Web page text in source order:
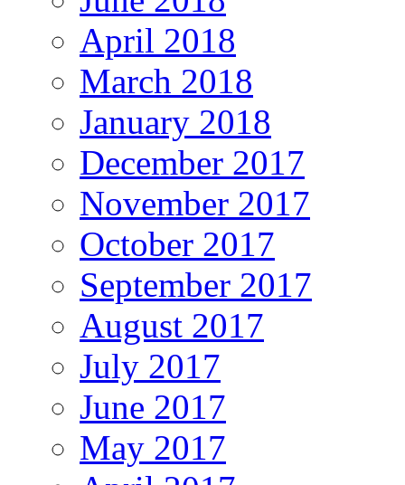
April 2018
March 2018
January 2018
December 2017
November 2017
October 2017
September 2017
August 2017
July 2017
June 2017
May 2017